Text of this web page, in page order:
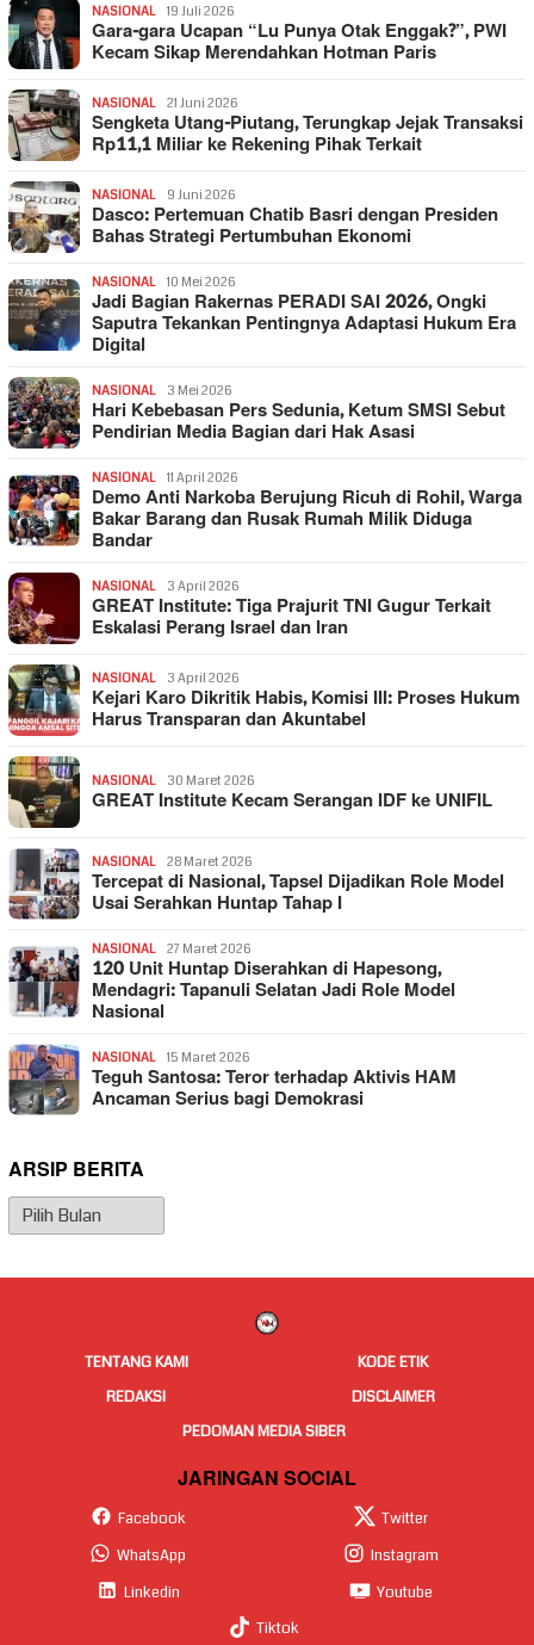
NASIONAL 19 Juli 2026
Gara-gara Ucapan “Lu Punya Otak Enggak?”, PWI
Kecam Sikap Merendahkan Hotman Paris
NASIONAL 21 Juni 2026
Sengketa Utang-Piutang, Terungkap Jejak Transaksi
Rp11,1 Miliar ke Rekening Pihak Terkait
NASIONAL 9 Juni 2026
Dasco: Pertemuan Chatib Basri dengan Presiden
Bahas Strategi Pertumbuhan Ekonomi
NASIONAL 10 Mei 2026
Jadi Bagian Rakernas PERADI SAI 2026, Ongki
Saputra Tekankan Pentingnya Adaptasi Hukum Era
Digital
NASIONAL 3 Mei 2026
Hari Kebebasan Pers Sedunia, Ketum SMSI Sebut
Pendirian Media Bagian dari Hak Asasi
NASIONAL 11 April 2026
Demo Anti Narkoba Berujung Ricuh di Rohil, Warga
Bakar Barang dan Rusak Rumah Milik Diduga
Bandar
NASIONAL 3 April 2026
GREAT Institute: Tiga Prajurit TNI Gugur Terkait
Eskalasi Perang Israel dan Iran
NASIONAL 3 April 2026
Kejari Karo Dikritik Habis, Komisi III: Proses Hukum
Harus Transparan dan Akuntabel
NASIONAL 30 Maret 2026
GREAT Institute Kecam Serangan IDF ke UNIFIL
NASIONAL 28 Maret 2026
Tercepat di Nasional, Tapsel Dijadikan Role Model
Usai Serahkan Huntap Tahap I
NASIONAL 27 Maret 2026
120 Unit Huntap Diserahkan di Hapesong,
Mendagri: Tapanuli Selatan Jadi Role Model
Nasional
NASIONAL 15 Maret 2026
Teguh Santosa: Teror terhadap Aktivis HAM
Ancaman Serius bagi Demokrasi
ARSIP BERITA
Arsip
Berita
TENTANG KAMI
KODE ETIK
REDAKSI
DISCLAIMER
PEDOMAN MEDIA SIBER
JARINGAN SOCIAL
Facebook
Twitter
WhatsApp
Instagram
Linkedin
Youtube
Tiktok